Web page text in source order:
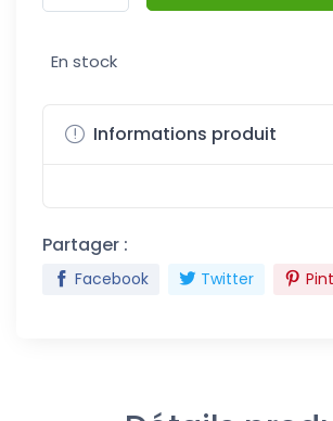
En stock
Informations produit
Partager :
Facebook Twitter